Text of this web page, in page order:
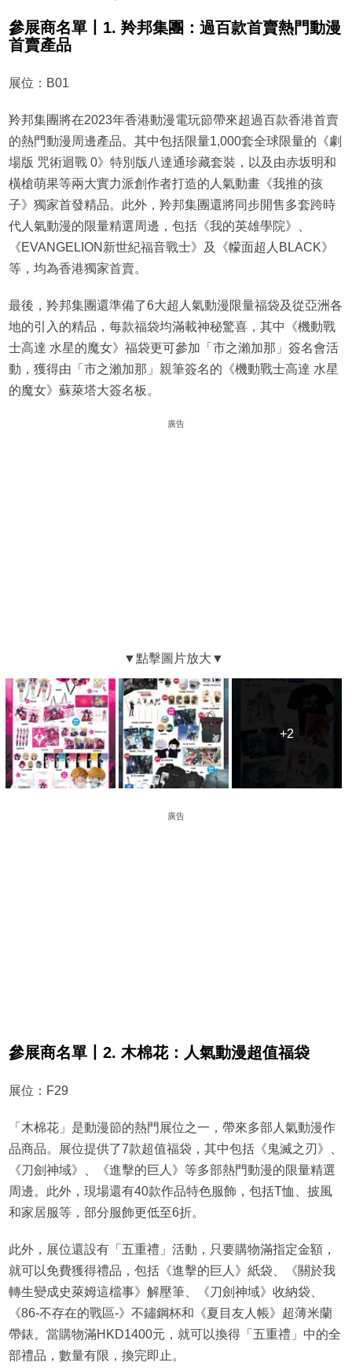
參展商名單丨1. 羚邦集團：過百款首賣熱門動漫
首賣產品
展位：B01
羚邦集團將在2023年香港動漫電玩節帶來超過百款香港首賣
的熱門動漫周邊產品。其中包括限量1,000套全球限量的《劇
場版 咒術迴戰 0》特別版八達通珍藏套裝，以及由赤坂明和
橫槍萌果等兩大實力派創作者打造的人氣動畫《我推的孩
子》獨家首發精品。此外，羚邦集團還將同步開售多套跨時
代人氣動漫的限量精選周邊，包括《我的英雄學院》、
《EVANGELION新世紀福音戰士》及《幪面超人BLACK》
等，均為香港獨家首賣。
最後，羚邦集團還準備了6大超人氣動漫限量福袋及從亞洲各
地的引入的精品，每款福袋均滿載神秘驚喜，其中《機動戰
士高達 水星的魔女》福袋更可參加「市之瀨加那」簽名會活
動，獲得由「市之瀨加那」親筆簽名的《機動戰士高達 水星
的魔女》蘇萊塔大簽名板。
廣告
+2
+2
廣告
參展商名單丨2. 木棉花：人氣動漫超值福袋
展位：F29
「木棉花」是動漫節的熱門展位之一，帶來多部人氣動漫作
品商品。展位提供了7款超值福袋，其中包括《鬼滅之刃》、
《刀劍神域》、《進擊的巨人》等多部熱門動漫的限量精選
周邊。此外，現場還有40款作品特色服飾，包括T恤、披風
和家居服等，部分服飾更低至6折。
此外，展位還設有「五重禮」活動，只要購物滿指定金額，
就可以免費獲得禮品，包括《進擊的巨人》紙袋、《關於我
轉生變成史萊姆這檔事》解壓筆、《刀劍神域》收納袋、
《86-不存在的戰區-》不鏽鋼杯和《夏目友人帳》超薄米蘭
帶錶。當購物滿HKD1400元，就可以換得「五重禮」中的全
部禮品，數量有限，換完即止。